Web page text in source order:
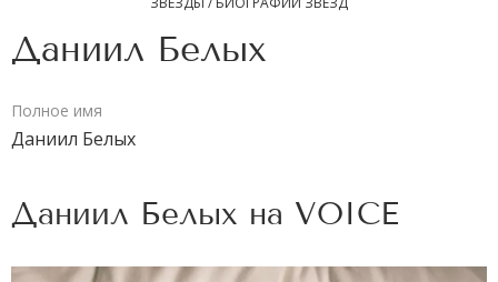
Даниил Белых
Полное имя
Даниил Белых
Даниил Белых на VOICE